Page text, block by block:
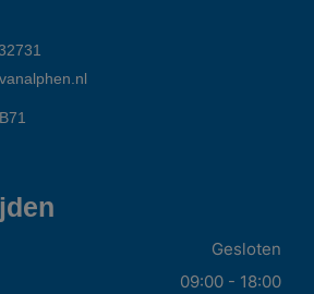
Gesloten
09:00 - 18:00